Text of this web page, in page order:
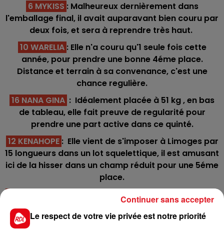
6 MYKISS : Malheureux dernièrement dans
l'emballage final, il avait auparavant bien couru par
deux fois, et sera à reprendre très haut.
10 WARELIA : Elle n'a couru qu'1 seule fois cette
année, pour prendre une bonne 4éme place.
Distance et terrain à sa convenance, c'est une
chance regulière.
16 NANA GINA : Idéalement placée à 51 kg , en bas
de tableau, elle fait preuve de regularité pour
prendre une part active dans ce quinté.
12 KENAHOPE : Elle vient de s'imposer à Limoges par
15 longueurs dans un lot squelettique, il est amusant
ici de la hisser dans un champ réduit pour une 5éme
place.
: A l'arrivée de l'édition 2022 et 2023, elle
a par contre déçu en Allemagne, en terminant
4éme/4 pour sa rentrée. En revenant sur cette
Le respect de votre vie privée est notre priorité
Continuer sans accepter